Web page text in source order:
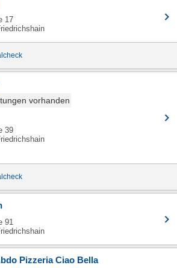
17
vorhanden
39
91
Pizzeria Ciao Bella